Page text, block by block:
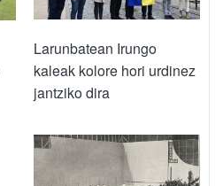
Larunbatean Irungo
kaleak kolore hori urdinez
jantziko dira